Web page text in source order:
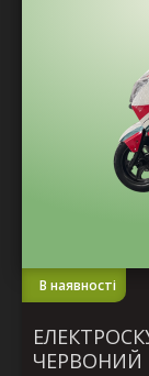
В наявності
ЧЕРВОНИЙ